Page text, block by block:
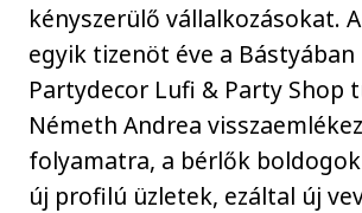
kényszerülő vállalkozásokat.
egyik tizenöt éve a Bástyában
Partydecor Lufi & Party Shop
Németh Andrea
folyamatra, a bérlők
új profilú üzletek, ezáltal új